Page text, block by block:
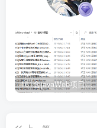
161套javaWeb项目源码免费分享